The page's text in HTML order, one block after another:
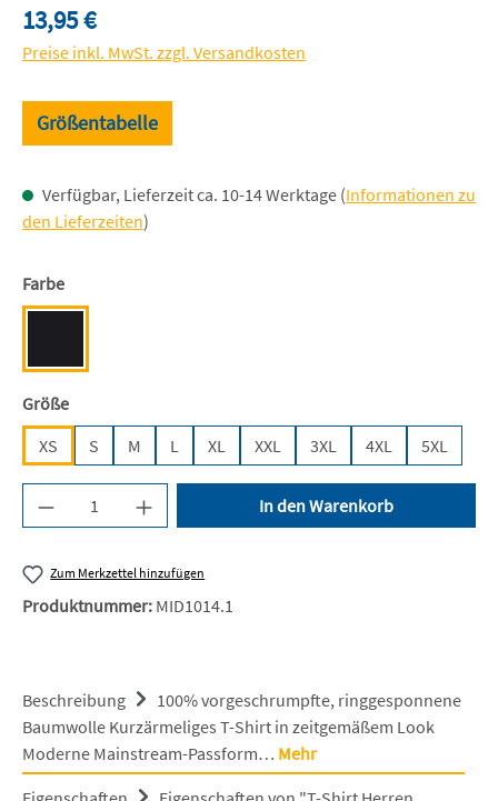
Regulärer Preis:
13,95 €
Preise inkl. MwSt. zzgl. Versandkosten
Größentabelle
Verfügbar, Lieferzeit ca. 10-14 Werktage (Informationen zu
den Lieferzeiten)
Farbeauswählen
Größeauswählen
XS
S M L XL XXL 3XL 4XL 5XL
Produkt Anzahl: Gib den gewünschten Wert
In den Warenkorb
Zum Merkzettel hinzufügen
Produktnummer: MID1014.1
Beschreibung
100% vorgeschrumpfte, ringgesponnene
Baumwolle Kurzärmeliges T-Shirt in zeitgemäßem Look
Moderne Mainstream-Passform… Mehr